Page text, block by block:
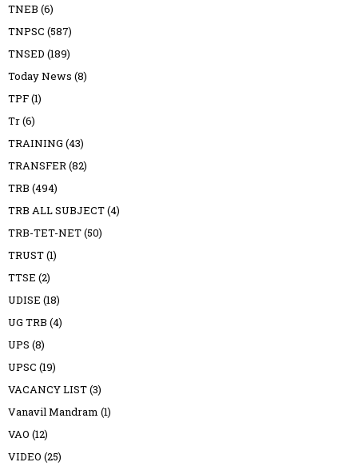
TNEB (6)
TNPSC (587)
TNSED (189)
Today News (8)
TPF(1)
Tr(6)
TRAINING (43)
TRANSFER(82)
TRB (494)
TRB ALL SUBJECT(4)
TRB-TET-NET(50)
TRUST(1)
TTSE (2)
UDISE (18)
UG TRB (4)
UPS (8)
UPSC (19)
VACANCY LIST(3)
Vanavil Mandram (1)
VAO (12)
VIDEO (25)